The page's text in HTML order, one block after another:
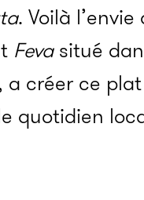
. Voilà
Fevasitué
a créer ce plat
quotidien